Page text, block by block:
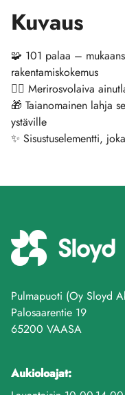
Kuvaus
🧩 101 palaa –
rakentamiskokemus
🏴‍☠️ Merirosvolaiva
🎁 Taianomainen lahja
ystäville
✨ Sisustuselementti,
Pulmapuoti (Oy Sloyd
Palosaarentie 19
65200 VAASA
Aukioloajat: